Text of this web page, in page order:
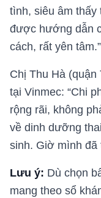
tình, siêu âm thấy
được hướng dẫn
cách, rất yên tâm.”
Chị Thu Hà
tại Vinmec: “Chi
rộng rãi, không
về dinh dưỡng
sinh. Giờ mình đã
Lưu ý: Dù chọn
mang theo sổ